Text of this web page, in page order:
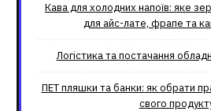
Кава для холодних напоїв: яке
для айс-лате, фрапе та
Логістика та постачання
ПЕТ пляшки та банки: як обрати
свого